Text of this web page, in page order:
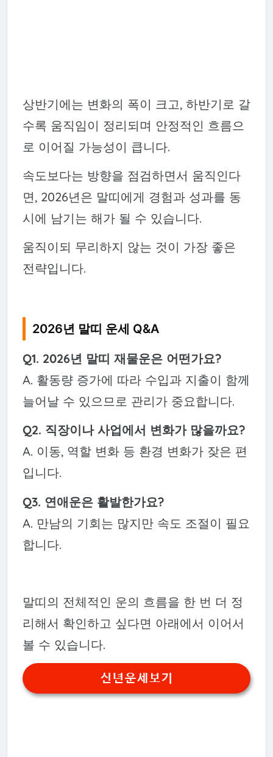
상반기에는 변화의 폭이 크고, 하반기로 갈
수록 움직임이 정리되며 안정적인 흐름으
로 이어질 가능성이 큽니다.
속도보다는 방향을 점검하면서 움직인다
면, 2026년은 말띠에게 경험과 성과를 동
시에 남기는 해가 될 수 있습니다.
움직이되 무리하지 않는 것이 가장 좋은
전략입니다.
2026년 말띠 운세 Q&A
Q1. 2026년 말띠 재물운은 어떤가요?
A. 활동량 증가에 따라 수입과 지출이 함께
늘어날 수 있으므로 관리가 중요합니다.
Q2. 직장이나 사업에서 변화가 많을까요?
A. 이동, 역할 변화 등 환경 변화가 잦은 편
입니다.
Q3. 연애운은 활발한가요?
A. 만남의 기회는 많지만 속도 조절이 필요
합니다.
말띠의 전체적인 운의 흐름을 한 번 더 정
리해서 확인하고 싶다면 아래에서 이어서
볼 수 있습니다.
신년운세보기